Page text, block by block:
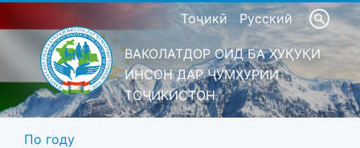
Тоҷикӣ Русский
ВАКОЛАТДОР ОИД БА ҲУҚУҚИ
ИНСОН ДАР ҶУМҲУРИИ
ТОҶИКИСТОН
По году